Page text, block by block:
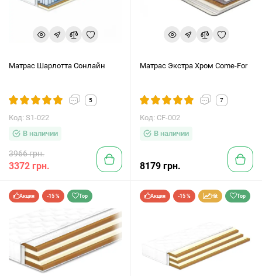
Матрас Шарлотта Сонлайн
5
Код: S1-022
В наличии
3966 грн.
3372 грн.
Матрас Экстра Хром Come-For
7
Код: CF-002
В наличии
8179 грн.
Акция -15 % Top Акция -15 % Hit Top